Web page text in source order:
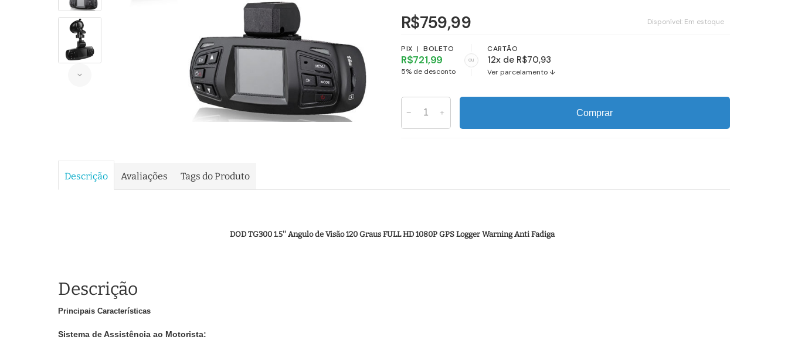
Disponível: Em estoque
R$759,99
PIX | BOLETO
R$721,99
5% de desconto
ou
CARTÃO
12x de R$70,93
Ver parcelamento ↓
Comprar
Descrição Avaliações Tags do Produto
DOD TG300 1.5'' Angulo de Visão 120 Graus FULL HD 1080P GPS Logger Warning Anti Fadiga
Descrição
Principais Características
Sistema de Assistência ao Motorista: